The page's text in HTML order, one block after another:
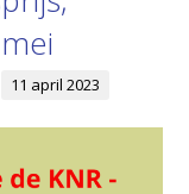
11 april 2023